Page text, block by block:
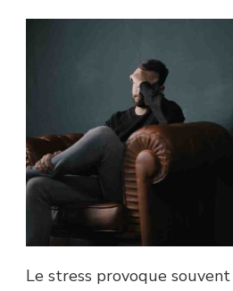
Le stress provoque